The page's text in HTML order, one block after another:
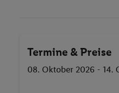
Termine & Preise
08. Oktober 2026 - 14.